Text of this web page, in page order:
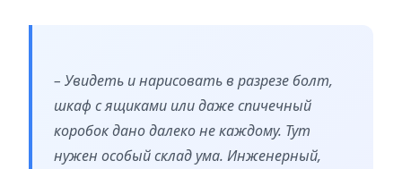
– Увидеть и нарисовать в разрезе болт,
шкаф с ящиками или даже спичечный
коробок дано далеко не каждому. Тут
нужен особый склад ума. Инженерный,